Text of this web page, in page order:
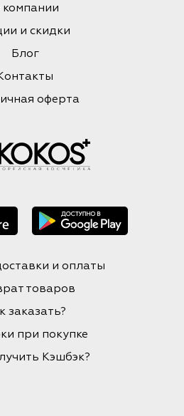
и скидки
Блог
оферта
и оплаты
товаров
заказать?
при покупке
Кэшбэк?